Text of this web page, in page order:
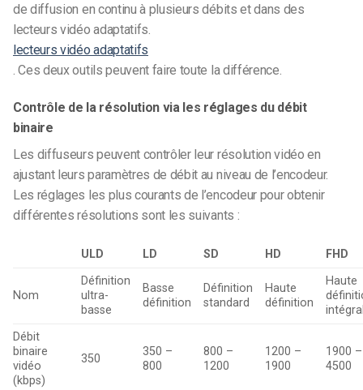
de diffusion en continu à plusieurs débits et dans des
lecteurs vidéo adaptatifs.
lecteurs vidéo adaptatifs
. Ces deux outils peuvent faire toute la différence.
Contrôle de la résolution via les réglages du débit
binaire
Les diffuseurs peuvent contrôler leur résolution vidéo en
ajustant leurs paramètres de débit au niveau de l’encodeur.
Les réglages les plus courants de l’encodeur pour obtenir
différentes résolutions sont les suivants :
ULD LD SD HD FHD
Nom
Définition
ultra-
basse
Basse
définition
Définition
standard
Haute
définition
Haute
Débit
binaire
vidéo
(kbps)
350
350 –
800
800 –
1200
1200 –
1900
1900 –
4500